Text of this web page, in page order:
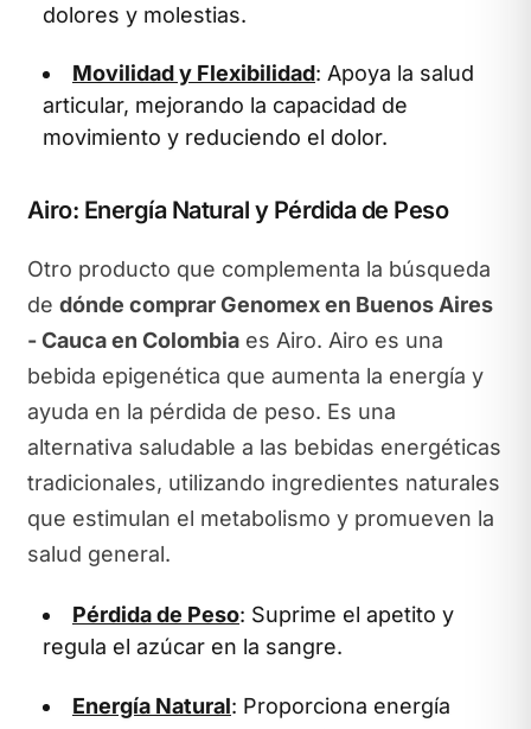
dolores y molestias.
Movilidad y Flexibilidad: Apoya la salud
articular, mejorando la capacidad de
movimiento y reduciendo el dolor.
Airo: Energía Natural y Pérdida de Peso
Otro producto que complementa la búsqueda
de dónde comprar Genomex en Buenos Aires
- Cauca en Colombiaes Airo. Airo es una
bebida epigenética que aumenta la energía y
ayuda en la pérdida de peso. Es una
alternativa saludable a las bebidas energéticas
tradicionales, utilizando ingredientes naturales
que estimulan el metabolismo y promueven la
salud general.
Pérdida de Peso: Suprime el apetito y
regula el azúcar en la sangre.
Energía Natural: Proporciona energía